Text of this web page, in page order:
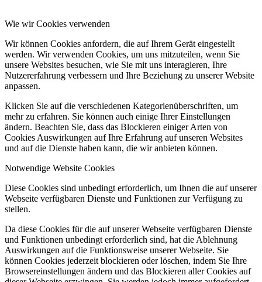
Wie wir Cookies verwenden
Wir können Cookies anfordern, die auf Ihrem Gerät eingestellt
werden. Wir verwenden Cookies, um uns mitzuteilen, wenn Sie
unsere Websites besuchen, wie Sie mit uns interagieren, Ihre
Nutzererfahrung verbessern und Ihre Beziehung zu unserer Website
anpassen.
Klicken Sie auf die verschiedenen Kategorienüberschriften, um
mehr zu erfahren. Sie können auch einige Ihrer Einstellungen
ändern. Beachten Sie, dass das Blockieren einiger Arten von
Cookies Auswirkungen auf Ihre Erfahrung auf unseren Websites
und auf die Dienste haben kann, die wir anbieten können.
Notwendige Website Cookies
Diese Cookies sind unbedingt erforderlich, um Ihnen die auf unserer
Webseite verfügbaren Dienste und Funktionen zur Verfügung zu
stellen.
Da diese Cookies für die auf unserer Webseite verfügbaren Dienste
und Funktionen unbedingt erforderlich sind, hat die Ablehnung
Auswirkungen auf die Funktionsweise unserer Webseite. Sie
können Cookies jederzeit blockieren oder löschen, indem Sie Ihre
Browsereinstellungen ändern und das Blockieren aller Cookies auf